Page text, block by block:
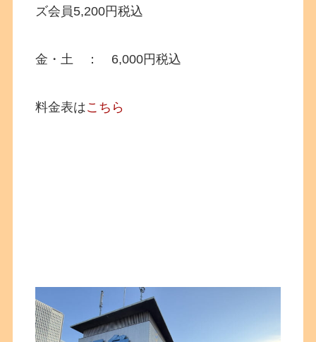
ズ会員5,200円税込
金・土 ： 6,000円税込
料金表はこちら